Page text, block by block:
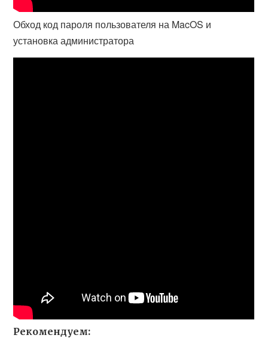
Обход код пароля пользователя на MacOS и
установка администратора
Рекомендуем: